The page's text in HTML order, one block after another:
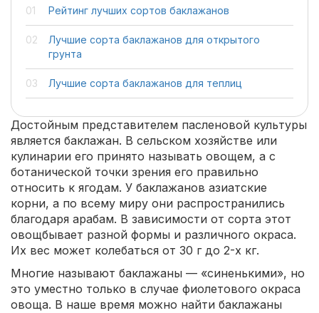
Рейтинг лучших сортов баклажанов
Лучшие сорта баклажанов для открытого
грунта
Лучшие сорта баклажанов для теплиц
Достойным представителем пасленовой культуры
является баклажан. В сельском хозяйстве или
кулинарии его принято называть овощем, а с
ботанической точки зрения его правильно
относить к ягодам. У баклажанов азиатские
корни, а по всему миру они распространились
благодаря арабам. В зависимости от сорта этот
овощбывает разной формы и различного окраса.
Их вес может колебаться от 30 г до 2-х кг.
Многие называют баклажаны — «синенькими», но
это уместно только в случае фиолетового окраса
овоща. В наше время можно найти баклажаны